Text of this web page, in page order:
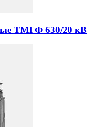
ТМГФ 630/20 кВ